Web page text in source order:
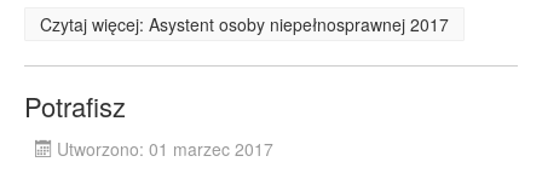
Czytaj więcej: Asystent osoby niepełnosprawnej 2017
Potrafisz
Utworzono: 01 marzec 2017